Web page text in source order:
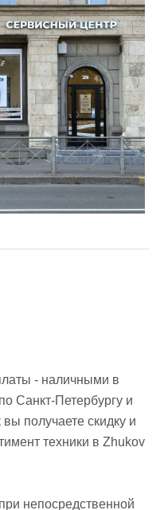
- наличными в
Санкт-Петербургу и
получаете скидку и
техники в Zhukov
непосредственной